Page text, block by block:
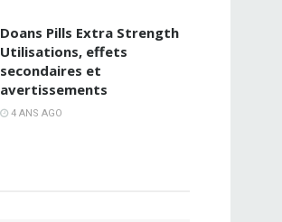
Doans Pills Extra Strength
Utilisations, effets
secondaires et
avertissements
4 ANS AGO